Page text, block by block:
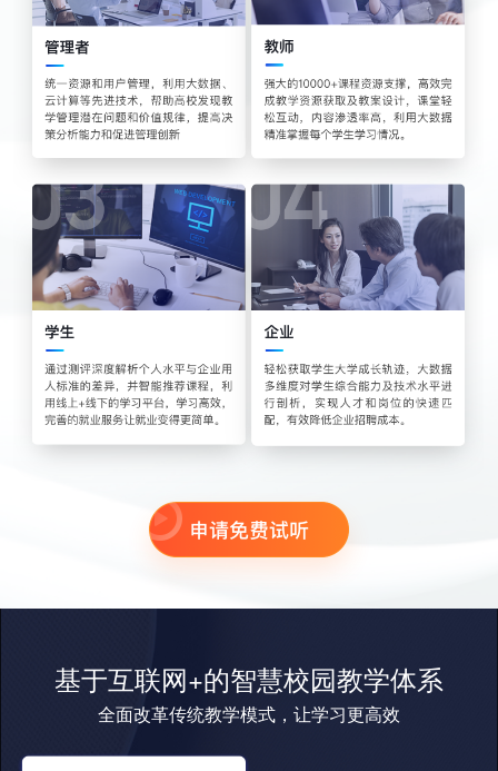
基于互联网+的智慧校园教学体系
全面改革传统教学模式，让学习更高效